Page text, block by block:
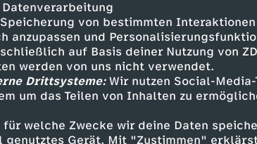
von bestimmten
anzupassen und
auf Basis deiner Nutzung von
werden von uns nicht verwendet.
Drittsysteme:Wir nutzen Social-
um das Teilen von Inhalten zu
für welche Zwecke wir deine Daten
Gerät. Mit "Zustimmen"
genial FSK 0 Checkpoint